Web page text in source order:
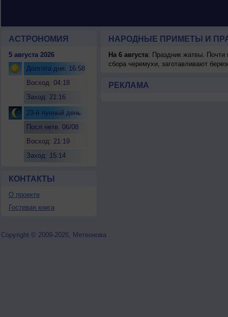
АСТРОНОМИЯ
5 августа 2026
Долгота дня: 16:58
Восход: 04:18
Заход: 21:16
23-й лунный день
Посл.четв. 06/08
Восход: 21:19
Заход: 15:14
КОНТАКТЫ
О проекте
Гостевая книга
НАРОДНЫЕ ПРИМЕТЫ И
На 6 августа: Праздник жатвы. Почти
сбора черемухи, заготавливают
РЕКЛАМА
Copyright © 2009-2026, Метеонова